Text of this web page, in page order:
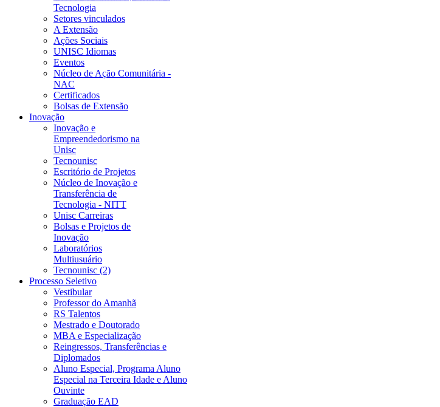
Tecnologia
Setores vinculados
A Extensão
Ações Sociais
UNISC Idiomas
Eventos
Núcleo de Ação Comunitária -
NAC
Certificados
Bolsas de Extensão
Inovação
Inovação e
Empreendedorismo na
Unisc
Tecnounisc
Escritório de Projetos
Núcleo de Inovação e
Transferência de
Tecnologia - NITT
Unisc Carreiras
Bolsas e Projetos de
Inovação
Laboratórios
Multiusuário
Tecnounisc (2)
Processo Seletivo
Vestibular
Professor do Amanhã
RS Talentos
Mestrado e Doutorado
MBA e Especialização
Reingressos, Transferências e
Diplomados
Aluno Especial, Programa Aluno
Especial na Terceira Idade e Aluno
Ouvinte
Graduação EAD